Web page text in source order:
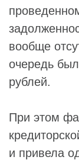
вообще
очередь
рублей.
При этом
и привела